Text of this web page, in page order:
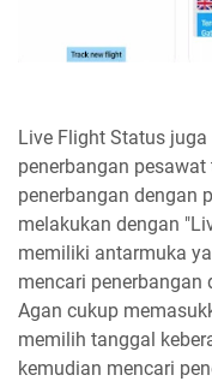
Live Flight Status
penerbangan
penerbangan dengan
melakukan dengan
memiliki antarmuka
mencari
Agan cukup
memilih tanggal
kemudian mencari